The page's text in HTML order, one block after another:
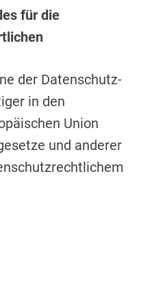
für die
der Datenschutz-
in den
Union
und anderer